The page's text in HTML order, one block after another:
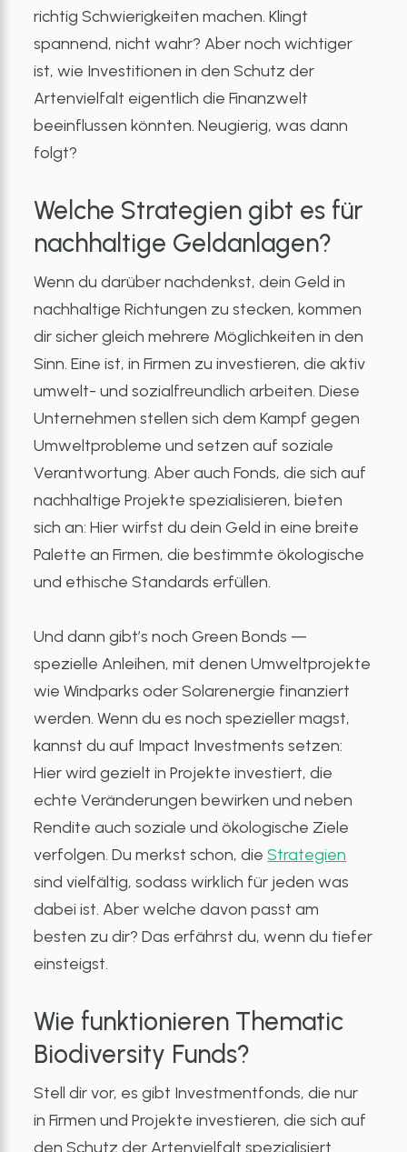
richtig Schwierigkeiten machen. Klingt
spannend, nicht wahr? Aber noch wichtiger
ist, wie Investitionen in den Schutz der
Artenvielfalt eigentlich die Finanzwelt
beeinflussen könnten. Neugierig, was dann
folgt?
Welche Strategien gibt es für
nachhaltige Geldanlagen?
Wenn du darüber nachdenkst, dein Geld in
nachhaltige Richtungen zu stecken, kommen
dir sicher gleich mehrere Möglichkeiten in den
Sinn. Eine ist, in Firmen zu investieren, die aktiv
umwelt- und sozialfreundlich arbeiten. Diese
Unternehmen stellen sich dem Kampf gegen
Umweltprobleme und setzen auf soziale
Verantwortung. Aber auch Fonds, die sich auf
nachhaltige Projekte spezialisieren, bieten
sich an: Hier wirfst du dein Geld in eine breite
Palette an Firmen, die bestimmte ökologische
und ethische Standards erfüllen.
Und dann gibt’s noch Green Bonds —
spezielle Anleihen, mit denen Umweltprojekte
wie Windparks oder Solarenergie finanziert
werden. Wenn du es noch spezieller magst,
kannst du auf Impact Investments setzen:
Hier wird gezielt in Projekte investiert, die
echte Veränderungen bewirken und neben
Rendite auch soziale und ökologische Ziele
verfolgen. Du merkst schon, dieStrategien
sind vielfältig, sodass wirklich für jeden was
dabei ist. Aber welche davon passt am
besten zu dir? Das erfährst du, wenn du tiefer
einsteigst.
Wie funktionieren Thematic
Biodiversity Funds?
Stell dir vor, es gibt Investmentfonds, die nur
in Firmen und Projekte investieren, die sich auf
den Schutz der Artenvielfalt spezialisiert